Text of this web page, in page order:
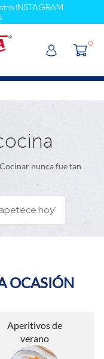
INSTAGRAM
0
nunca fue tan
OCASIÓN
Aperitivos de
verano